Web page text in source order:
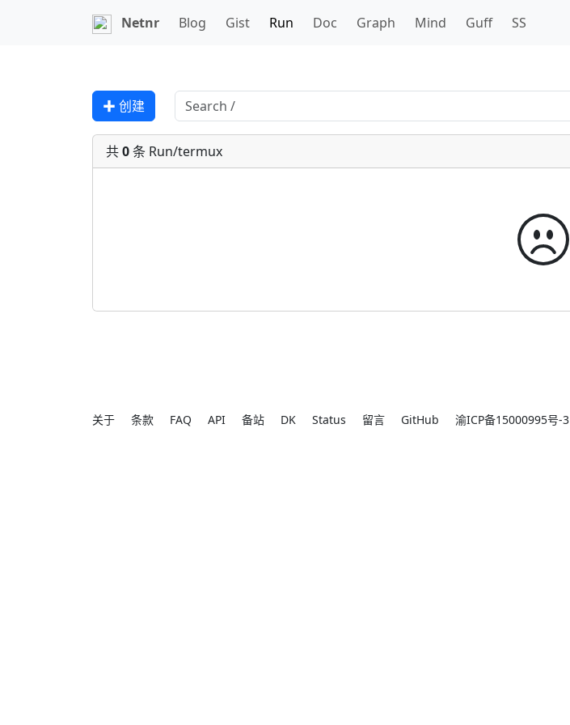
Netnr Blog Gist Run Doc Graph Mind Guff SS
✚ 创建
共0条 Run/termux
关于 条款 FAQ API 备站 DK Status 留言 GitHub 渝ICP备15000995号-3